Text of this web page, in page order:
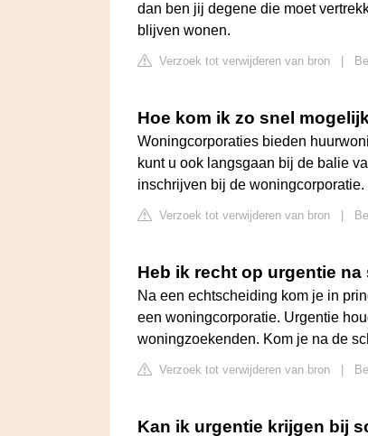
dan ben jij degene die moet
blijven wonen.
Verzoek tot verwijderen van bron
Hoe kom ik zo snel
Woningcorporaties bieden
kunt u ook langsgaan bij de balie
inschrijven bij de woningcorporatie.
Verzoek tot verwijderen van bron
Heb ik recht op urgentie
Na een echtscheiding kom je in
een woningcorporatie. Urgentie
woningzoekenden. Kom je na de
Verzoek tot verwijderen van bron
Kan ik urgentie krijgen bij